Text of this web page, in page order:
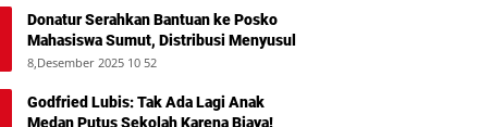
Donatur Serahkan Bantuan ke Posko
Mahasiswa Sumut, Distribusi Menyusul
8,Desember 2025 10 52
Godfried Lubis: Tak Ada Lagi Anak
Medan Putus Sekolah Karena Biaya!